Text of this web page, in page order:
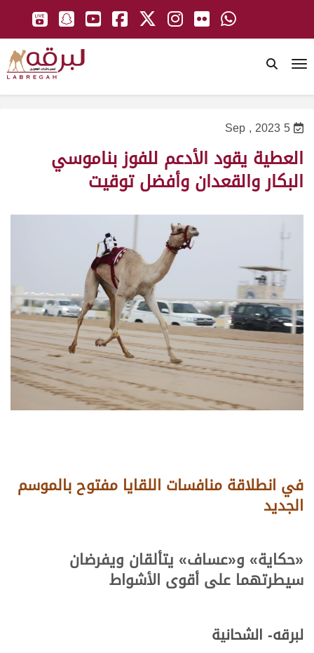
5 Sep , 2023
العطية يقود الأدعم للفوز بناموسي
البكار والقعدان وأفضل توقيت
في انطلاقة منافسات اللقايا مفتوح بالموسم
الجديد
«حكاية» و«عساف» يتألقان ويفرضان
سيطرتهما على أقوى الأشواط
لبرقه- الشحانية